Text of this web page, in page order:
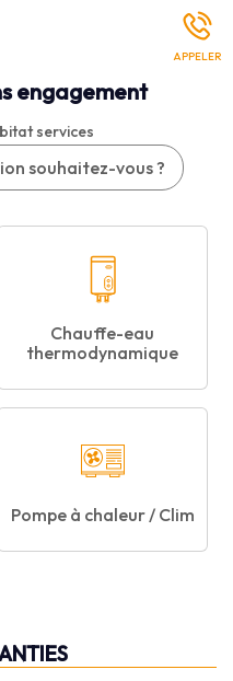
engagement
services
souhaitez-vous ?
Chauffe-eau
thermodynamique
Pompe à chaleur / Clim